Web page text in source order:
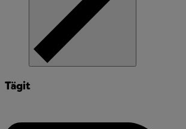
Tägit